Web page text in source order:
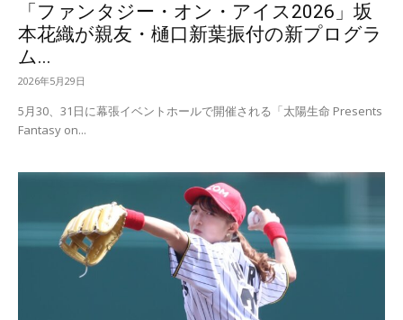
「ファンタジー・オン・アイス2026」坂
本花織が親友・樋口新葉振付の新プログラ
ム...
2026年5月29日
5月30、31日に幕張イベントホールで開催される「太陽生命 Presents
Fantasy on...